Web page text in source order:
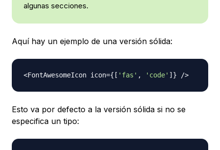
algunas secciones.
Aquí hay un ejemplo de una versión sólida:
<FontAwesomeIcon icon={ [ 'fas' , 'code' ] } />
Esto va por defecto a la versión sólida si no se
especifica un tipo: